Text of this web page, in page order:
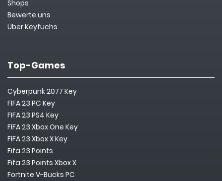
Shops
Bewerte uns
Über Keyfuchs
Top-Games
Cyberpunk 2077 Key
FIFA 23 PC Key
FIFA 23 PS4 Key
FIFA 23 Xbox One Key
FIFA 23 Xbox X Key
Fifa 23 Points
Fifa 23 Points Xbox X
Fortnite V-Bucks PC